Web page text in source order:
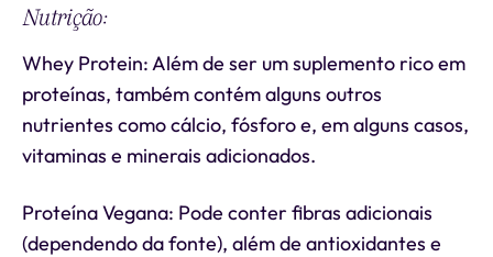
Nutrição:
Whey Protein: Além de ser um suplemento rico em
proteínas, também contém alguns outros
nutrientes como cálcio, fósforo e, em alguns casos,
vitaminas e minerais adicionados.
Proteína Vegana: Pode conter fibras adicionais
(dependendo da fonte), além de antioxidantes e